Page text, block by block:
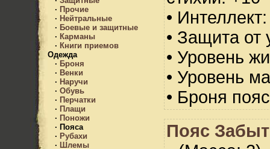
· Прочие
· Нейтральные
· Боевые и защитные
· Карманы
· Книги приемов
Одежда
· Броня
· Венки
· Наручи
· Обувь
· Перчатки
· Плащи
· Поножи
· Пояса
· Рубахи
· Шлемы
•
• Защита от
• Уровень
• Уровень
• Броня
Пояс